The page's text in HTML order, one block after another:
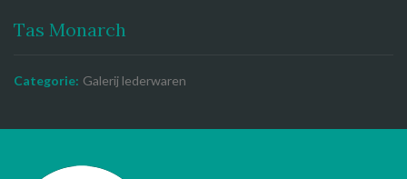
Tas Monarch
Categorie: Galerij lederwaren